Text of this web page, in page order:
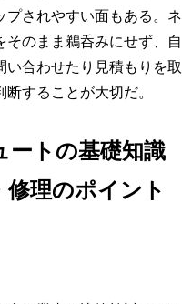
プされやすい面もある。ネ
そのまま鵜呑みにせず、自
い合わせたり見積もりを取
断することが大切だ。
ートの基礎知識
修理のポイント